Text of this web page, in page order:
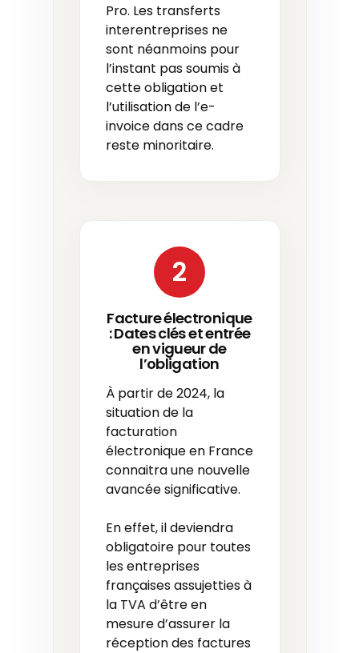
Pro. Les transferts
interentreprises ne
sont néanmoins pour
l’instant pas soumis à
cette obligation et
l’utilisation de l’e-
invoice dans ce cadre
reste minoritaire.
2
Facture électronique
: Dates clés et entrée
en vigueur de
l’obligation
À partir de 2024, la
situation de la
facturation
électronique en France
connaitra une nouvelle
avancée significative.
En effet, il deviendra
obligatoire pour toutes
les entreprises
françaises assujetties à
la TVA d’être en
mesure d’assurer la
réception des factures